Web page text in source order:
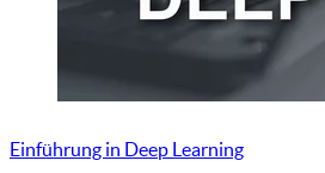
Einführung in Deep Learning